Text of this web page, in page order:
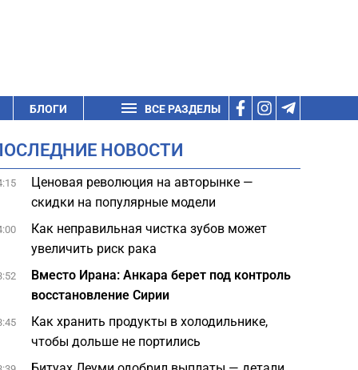
БЛОГИ ВСЕ РАЗДЕЛЫ
НОВОСТИ
Ценовая революция на авторынке —
скидки на популярные модели
Как неправильная чистка зубов может
увеличить риск рака
Вместо Ирана: Анкара берет под контроль
восстановление Сирии
Как хранить продукты в холодильнике,
чтобы дольше не портились